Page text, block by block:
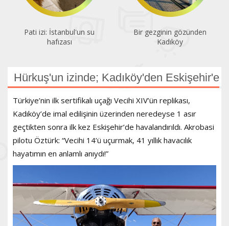
Pati izi: İstanbul'un su
hafızası
Bir gezginin gözünden
Kadıköy
Hürkuş'un izinde; Kadıköy'den Eskişehir'e
​Türkiye’nin ilk sertifikalı uçağı Vecihi XIV’ün replikası,
Kadıköy’de imal edilişinin üzerinden neredeyse 1 asır
geçtikten sonra ilk kez Eskişehir’de havalandırıldı. Akrobasi
pilotu Öztürk: “Vecihi 14’ü uçurmak, 41 yıllık havacılık
hayatımın en anlamlı anıydı!”